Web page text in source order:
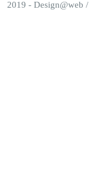
2019 - Design@web /